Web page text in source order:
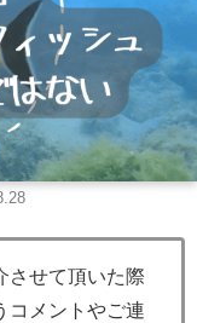
させて頂いた際
コメントやご連